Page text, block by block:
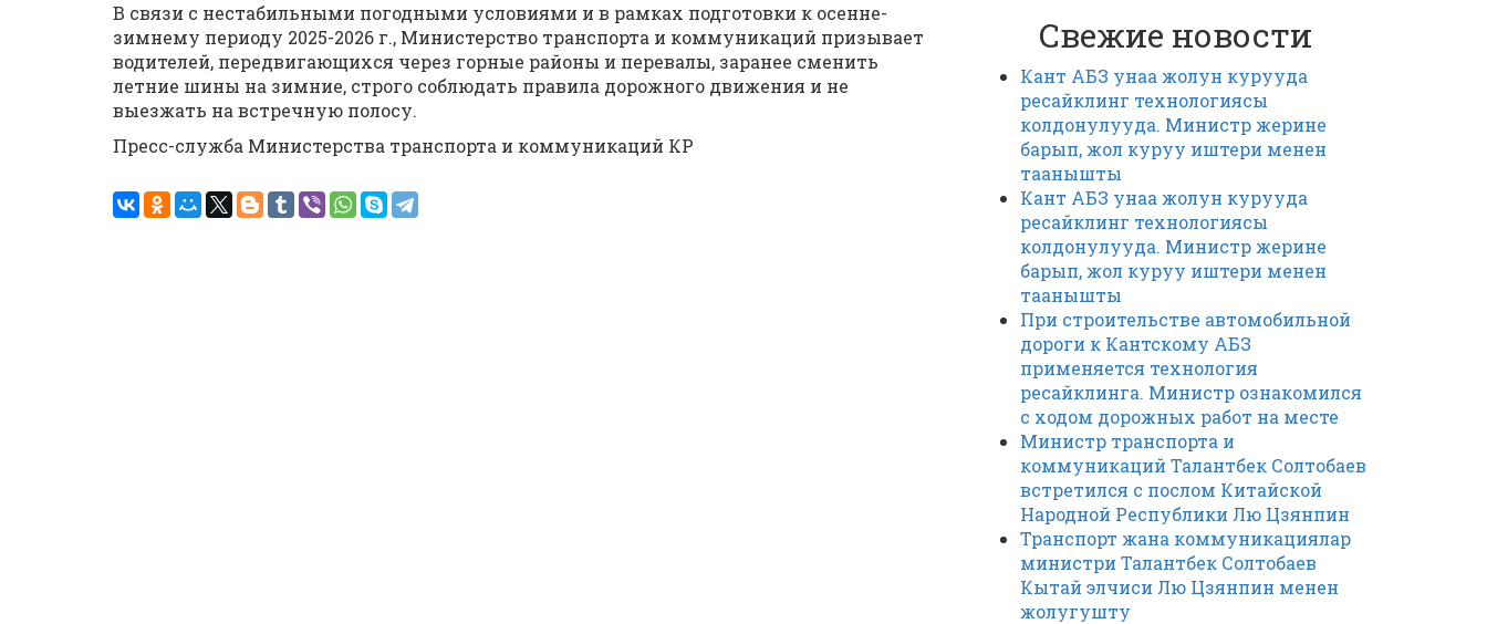
В связи с нестабильными погодными условиями и в рамках подготовки к осенне-
зимнему периоду 2025-2026 г., Министерство транспорта и коммуникаций призывает
водителей, передвигающихся через горные районы и перевалы, заранее сменить
летние шины на зимние, строго соблюдать правила дорожного движения и не
выезжать на встречную полосу.
Пресс-служба Министерства транспорта и коммуникаций КР
Свежие новости
Кант АБЗ унаа жолун курууда
ресайклинг технологиясы
колдонулууда. Министр жерине
барып, жол куруу иштери менен
таанышты
Кант АБЗ унаа жолун курууда
ресайклинг технологиясы
колдонулууда. Министр жерине
барып, жол куруу иштери менен
таанышты
При строительстве автомобильной
дороги к Кантскому АБЗ
применяется технология
ресайклинга. Министр ознакомился
с ходом дорожных работ на месте
Министр транспорта и
коммуникаций Талантбек Солтобаев
встретился с послом Китайской
Народной Республики Лю Цзянпин
Транспорт жана коммуникациялар
министри Талантбек Солтобаев
Кытай элчиси Лю Цзянпин менен
жолугушту